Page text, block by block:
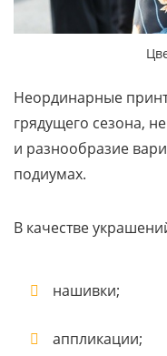
Неординарные
грядущего сезона,
и разнообразие
подиумах.
В качестве
нашивки;
аппликации;